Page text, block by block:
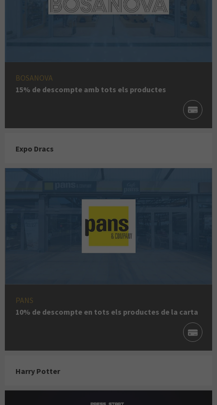
BOSANOVA
15% de descompte amb tots els productes
Expo Dracs
PANS
10% de descompte en tots els productes de la carta
Harry Potter